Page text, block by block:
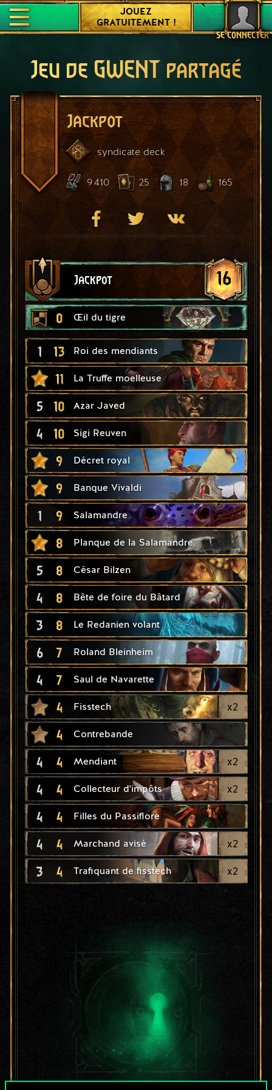
SE CONNECTER
JOUEZ
GRATUITEMENT !
Jeu de GWENT partagé
Jackpot
syndicate deck
9 410 25 18 165
Jackpot 16
0 Œil du tigre
1 13 Roi des mendiants
11 La Truffe moelleuse
5 10 Azar Javed
4 10 Sigi Reuven
9 Décret royal
9 Banque Vivaldi
1 9 Salamandre
8 Planque de la Salamandre
5 8 César Bilzen
4 8 Bête de foire du Bâtard
3 8 Le Redanien volant
6 7 Roland Bleinheim
4 7 Saul de Navarette
4 Fisstech x2
4 Contrebande
4 4 Mendiant x2
4 4 Collecteur d'impôts x2
4 4 Filles du Passiflore
4 4 Marchand avisé x2
3 4 Trafiquant de fisstech x2